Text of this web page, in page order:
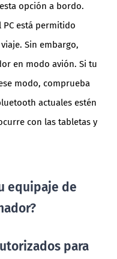
opción a bordo.
está permitido
Sin embargo,
en modo avión. Si tu
modo, comprueba
actuales estén
con las tabletas y
equipaje de
para